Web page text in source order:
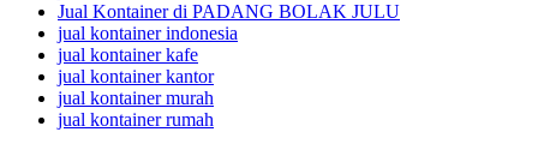
Jual Kontainer di PADANG BOLAK JULU
jual kontainer indonesia
jual kontainer kafe
jual kontainer kantor
jual kontainer murah
jual kontainer rumah